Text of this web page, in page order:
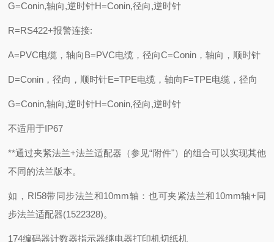
G=Conin,轴向,逆时针H=Conin,径向,逆时针
R=RS422+报警连接:
A=PVC电缆，轴向B=PVC电缆，径向C=Conin，轴向，顺时针
D=Conin，径向，顺时针E=TPE电缆，轴向F=TPE电缆，径向
G=Conin,轴向,逆时针H=Conin,径向,逆时针
不适用于IP67
**通过夹紧法兰+法兰适配器（参见“附件"）的组合可以实现其他
不同的法兰版本。
如，RI58带同步法兰和10mm轴：也可夹紧法兰和10mm轴+同
步法兰适配器(1522328)。
174编码器计数器指示器继电器打印机切纸机